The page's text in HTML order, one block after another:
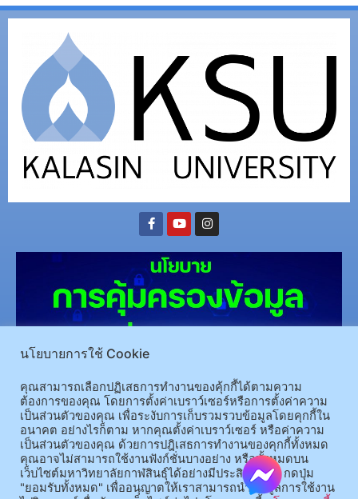
(อ.นามน)13 หมู่ 14 ต.สงเปลือย อ.นามน จ.กาฬสินธุ์ 46230โทรศัพท์ : 043-602-055 โทรสาร :
043-602-044
(อ.เมือง)62/1 ถ.เกษตรสมบูรณ์ ต.กาฬสินธุ์ อ.เมือง จ.กาฬสินธุ์ 46000 โทรศัพท์ 043-811128 08-
64584360 โทรสาร 043-813070
นโยบายการใช้ Cookie
คุณสามารถเลือกปฏิเสธการทำงานของคุ้กกี้ได้ตามความ
ต้องการของคุณ โดยการตั้งค่าเบราว์เซอร์หรือการตั้งค่าความ
เป็นส่วนตัวของคุณ เพื่อระงับการเก็บรวมรวบข้อมูลโดยคุกกี้ใน
อนาคต อย่างไรก็ตาม หากคุณตั้งค่าเบราว์เซอร์ หรือค่าความ
เป็นส่วนตัวของคุณ ด้วยการปฎิเสธการทำงานของคุกกี้ทั้งหมด
คุณอาจไม่สามารถใช้งานฟังก์ชั่นบางอย่าง หรือทั้งหมดบน
เว็บไซต์มหาวิทยาลัยกาฬสินธุ์ได้อย่างมีประสิทธิภาพ กดปุ่ม
"ยอมรับทั้งหมด" เพื่ออนุญาตให้เราสามารถนำข้อมูลการใช้งาน